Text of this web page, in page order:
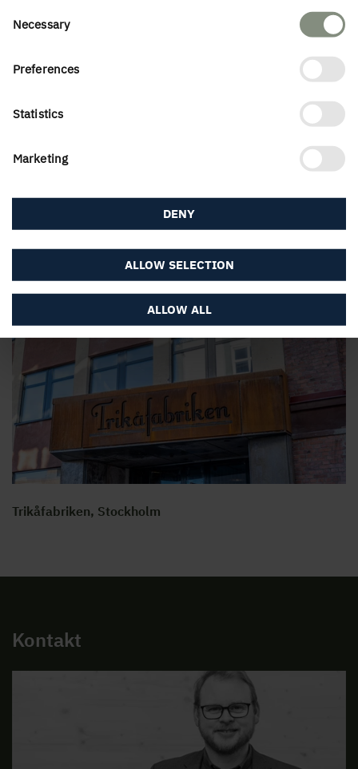
Consent
Necessary
Preferences
Statistics
Marketing
ALLOW ALL
ALLOW SELECTION
DENY
Riddaregatan, Umeå
Skellefteå Kraft, Skellefteå
Trikåfabriken, Stockholm
Kontakt